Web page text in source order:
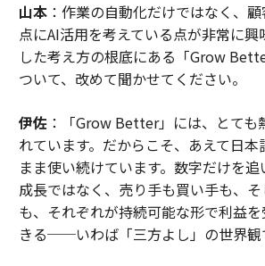
山本：作業の自動化だけではなく、
点にAI活用を考えている点が非常に興
した考え方の根底にある「Grow
ついて、改めて聞かせてください。
伊佐：「Grow Better」には、とても
れています。だからこそ、あえて日
まま使い続けています。数字だけを
成長ではなく、売り手も買い手も、
も、それぞれが持続可能な形で利益
きる──いわば「三方よし」の世界観